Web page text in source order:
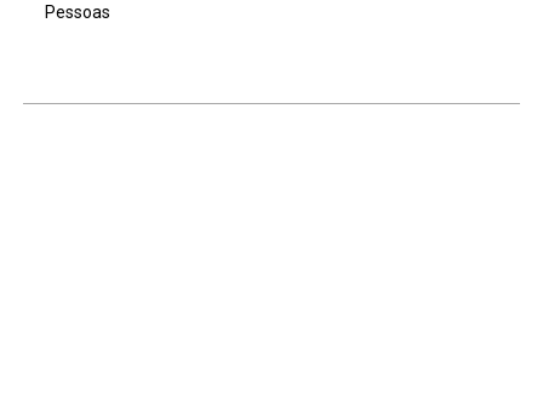
Pessoas